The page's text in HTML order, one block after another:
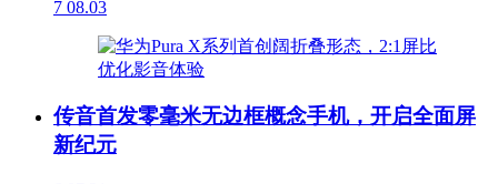
7 08.03
传音首发零毫米无边框概念手机，开启全面屏
新纪元